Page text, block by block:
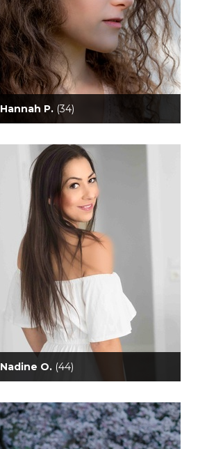
Hannah P. (34)
Nadine O. (44)